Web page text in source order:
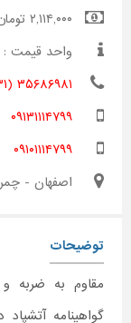
۲,۱۱۴,۰۰۰ تومان
واحد قیمت
۳۵۶۸۶۹۸۱ (۰۳۱)
۰۹۱۳۱۱۱۴۷۹۹
۰۹۱۰۱۱۱۴۷۹۹
اصفهان -
توضیحات
مقاوم به
گواهینامه